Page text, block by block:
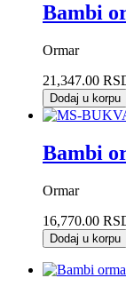
Bambi
Ormar
21,347.00
Dodaj u korpu
Bambi
Ormar
16,770.00
Dodaj u korpu